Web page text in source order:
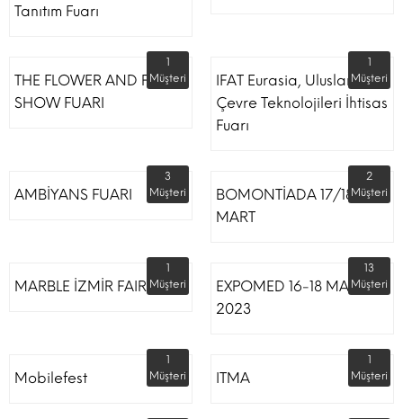
Tanıtım Fuarı
THE FLOWER AND PLANT
SHOW FUARI
1
Müşteri
IFAT Eurasia, Uluslararası
Çevre Teknolojileri İhtisas
Fuarı
1
Müşteri
AMBİYANS FUARI
3
Müşteri
BOMONTİADA 17/18
MART
2
Müşteri
MARBLE İZMİR FAIR
1
Müşteri
EXPOMED 16-18 MART
2023
13
Müşteri
Mobilefest
1
Müşteri
ITMA
1
Müşteri